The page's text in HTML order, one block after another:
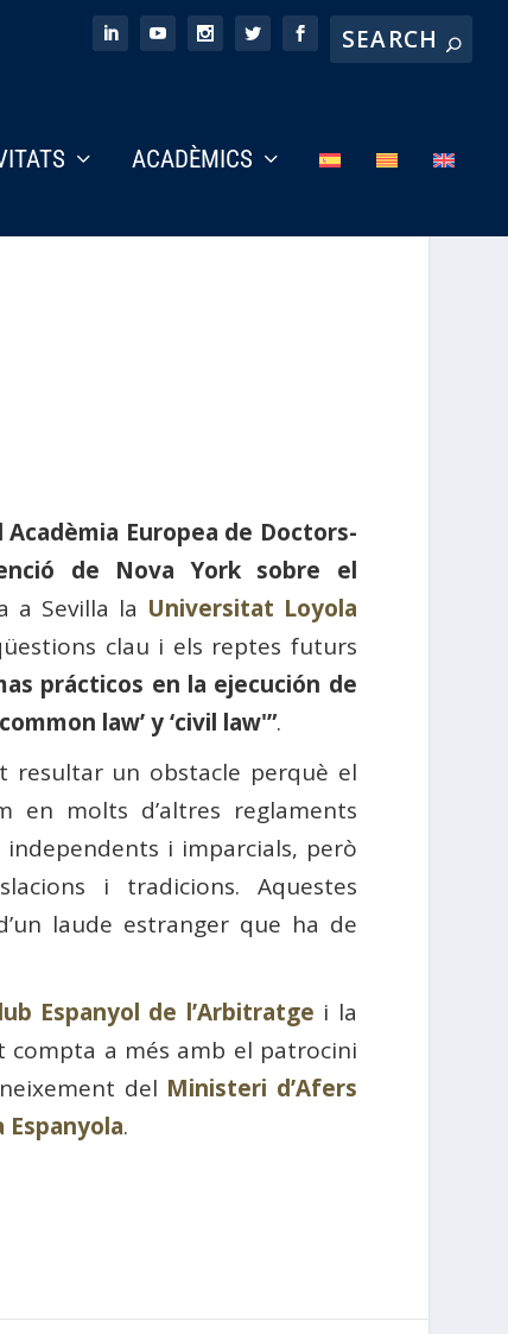
ACADÈMICS
Acadèmia Europea de Doctors-
de Nova York sobre el
a Sevilla la Universitat Loyola
clau i els reptes futurs
prácticos en la ejecución de
law’ y ‘civil law'”.
resultar un obstacle perquè el
en molts d’altres reglaments
independents i imparcials, però
i tradicions. Aquestes
laude estranger que ha de
Espanyol de l’Arbitratge i la
compta a més amb el patrocini
del Ministeri d’Afers
Espanyola.